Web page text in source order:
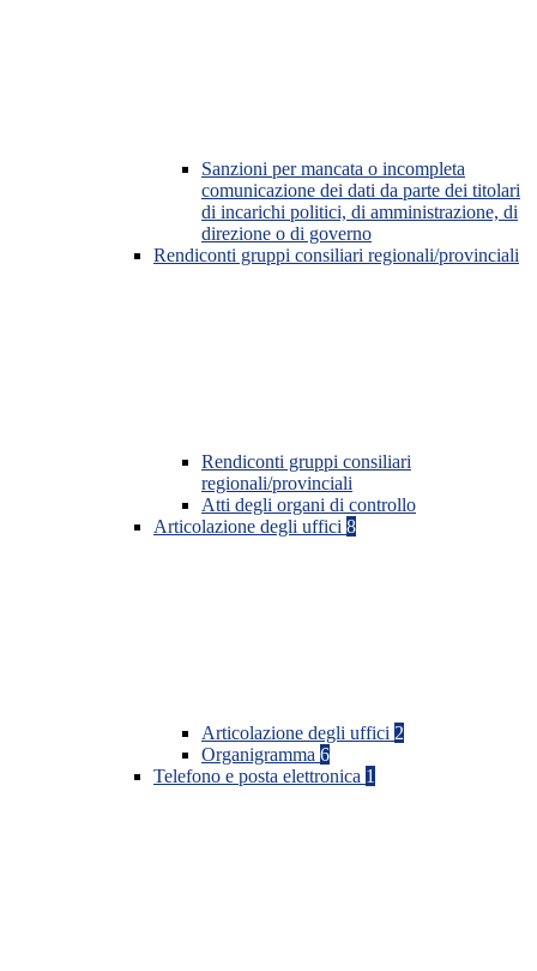
Sanzioni per mancata o incompleta
comunicazione dei dati da parte dei titolari
di incarichi politici, di amministrazione, di
direzione o di governo
Rendiconti gruppi consiliari regionali/provinciali
Rendiconti gruppi consiliari
regionali/provinciali
Atti degli organi di controllo
Articolazione degli uffici 8
Articolazione degli uffici 2
Organigramma 6
Telefono e posta elettronica 1